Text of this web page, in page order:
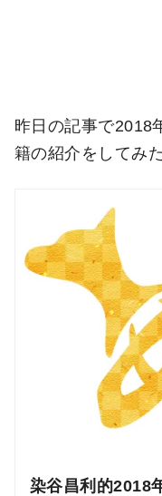
昨日の記事で2018
籍の紹介をしてみ
染谷昌利的2018